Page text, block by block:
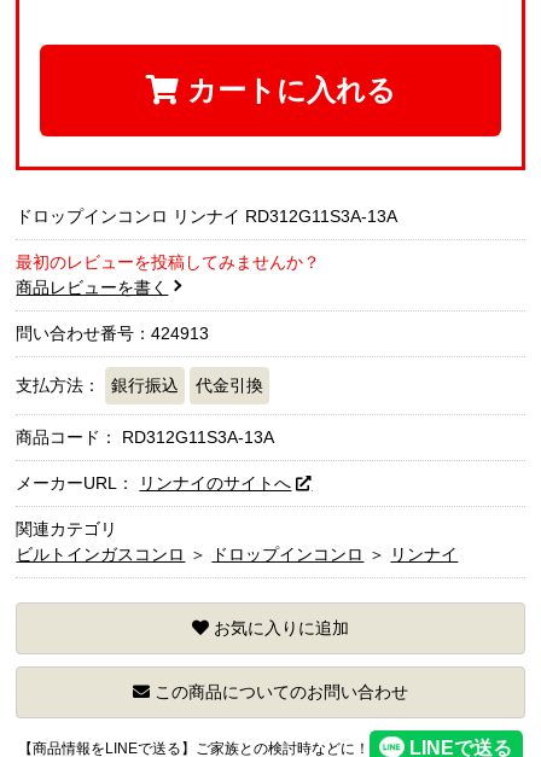
カートに入れる
ドロップインコンロ リンナイ RD312G11S3A-13A
最初のレビューを投稿してみませんか？
商品レビューを書く
問い合わせ番号：424913
支払方法： 銀行振込 代金引換
商品コード： RD312G11S3A-13A
メーカーURL： リンナイのサイトへ
関連カテゴリ
ビルトインガスコンロ ＞ ドロップインコンロ ＞ リンナイ
お気に入りに追加
この商品についてのお問い合わせ
【商品情報をLINEで送る】ご家族との検討時などに！